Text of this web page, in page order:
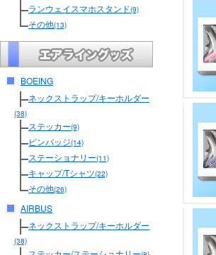
ランウェイスマホスタンド(9)
その他(13)
BOEING
ネックストラップ/キーホルダー
(38)
ステッカー(9)
ピンバッジ(14)
ステーショナリー(11)
キャップ/Tシャツ(22)
その他(26)
AIRBUS
ネックストラップ/キーホルダー
(38)